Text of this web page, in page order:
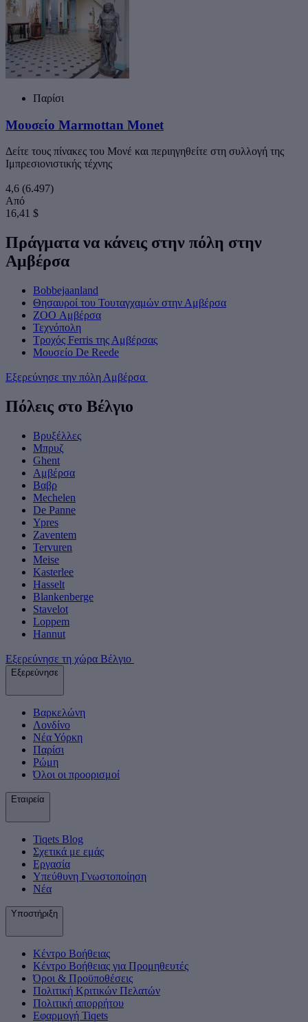
Παρίσι
Μουσείο Marmottan Monet
Δείτε τους πίνακες του Μονέ και περιηγηθείτε στη συλλογή της
Ιμπρεσιονιστικής τέχνης
4,6 (6.497)
Από
16,41 $
Πράγματα να κάνεις στην πόλη στην
Αμβέρσα
Bobbejaanland
Θησαυροί του Τουταγχαμών στην Αμβέρσα
ZOO Αμβέρσα
Τεχνόπολη
Τροχός Ferris της Αμβέρσας
Μουσείο De Reede
Εξερεύνησε την πόλη Αμβέρσα
Πόλεις στο Βέλγιο
Βρυξέλλες
Μπρυζ
Ghent
Αμβέρσα
Βαβρ
Mechelen
De Panne
Ypres
Zaventem
Tervuren
Meise
Kasterlee
Hasselt
Blankenberge
Stavelot
Loppem
Hannut
Εξερεύνησε τη χώρα Βέλγιο
Εξερεύνησε
Βαρκελώνη
Λονδίνο
Νέα Υόρκη
Παρίσι
Ρώμη
Όλοι οι προορισμοί
Εταιρεία
Tiqets Βlog
Σχετικά με εμάς
Εργασία
Υπεύθυνη Γνωστοποίηση
Νέα
Υποστήριξη
Κέντρο Βοήθειας
Κέντρο Βοήθειας για Προμηθευτές
Όροι & Προϋποθέσεις
Πολιτική Κριτικών Πελατών
Πολιτική απορρήτου
Εφαρμογή Tiqets